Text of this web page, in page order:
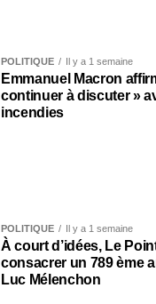
POLITIQUE Il y a 1 semaine
Emmanuel Macron
continuer à discuter »
incendies
POLITIQUE Il y a 1 semaine
À court d’idées, Le
consacrer un 789 ème
Luc Mélenchon